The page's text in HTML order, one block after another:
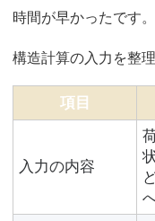
時間が早かったです。
構造計算の入力を整
項目
入力の内容